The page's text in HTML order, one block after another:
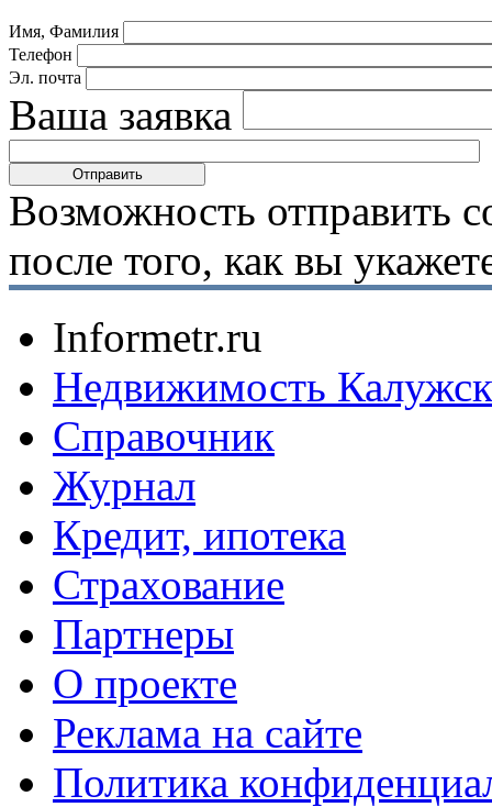
Имя, Фамилия
Телефон
Эл. почта
Ваша заявка
Возможность отправить
после того, как вы
Informetr.ru
Недвижимость
Справочник
Журнал
Кредит, ипотека
Страхование
Партнеры
O проекте
Реклама на сайте
Политика